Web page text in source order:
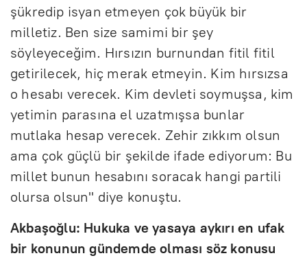
şükredip isyan etmeyen çok büyük bir
milletiz. Ben size samimi bir şey
söyleyeceğim. Hırsızın burnundan fitil fitil
getirilecek, hiç merak etmeyin. Kim hırsızsa
o hesabı verecek. Kim devleti soymuşsa, kim
yetimin parasına el uzatmışsa bunlar
mutlaka hesap verecek. Zehir zıkkım olsun
ama çok güçlü bir şekilde ifade ediyorum: Bu
millet bunun hesabını soracak hangi partili
olursa olsun" diye konuştu.
Akbaşoğlu: Hukuka ve yasaya aykırı en ufak
bir konunun gündemde olması söz konusu